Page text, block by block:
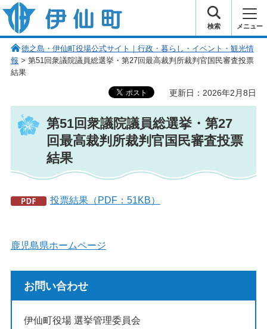
伊仙町 健康・長寿と子宝の町
検索 メニュー
徳之島・伊仙町役場公式サイト｜行政・暮らし・イベント・観光情
報 > 第51回衆議院議員総選挙・第27回最高裁判所裁判官国民審査投票
結果
更新日：2026年2月8日
第51回衆議院議員総選挙・第27
回最高裁判所裁判官国民審査投票
結果
投票結果（PDF：51KB）
鹿児島県ホームページ
お問い合わせ
伊仙町役場 選挙管理委員会